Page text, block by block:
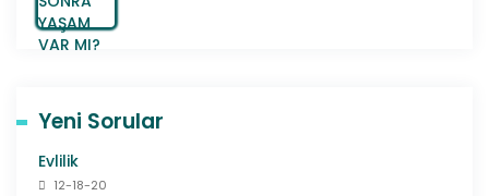
Yeni Sorular
Evlilik
12-18-20